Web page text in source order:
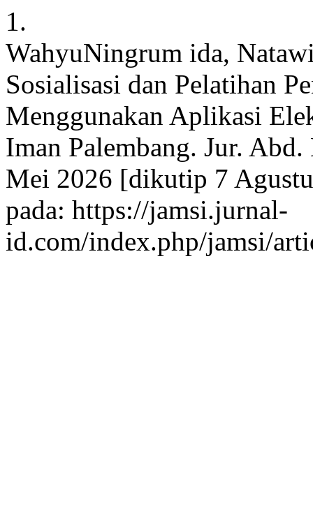
1.
WahyuNingrum ida,
Sosialisasi dan Pelatihan
Menggunakan Aplikasi
Iman Palembang. Jur.
Mei 2026 [dikutip 7
pada: https://jamsi.jurnal-
id.com/index.php/jamsi/